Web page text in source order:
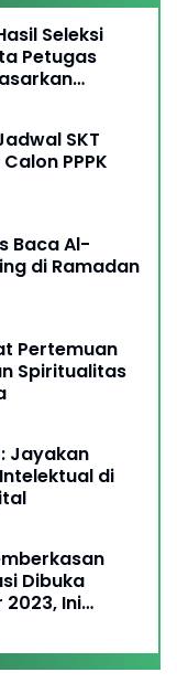
Seleksi
Petugas
SKT
PPPK
Baca Al-
di Ramadan
Pertemuan
Spiritualitas
Jayakan
di
Dibuka
Ini